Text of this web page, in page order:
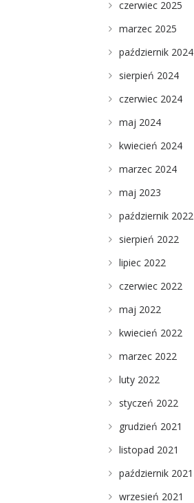
czerwiec 2025
marzec 2025
październik 2024
sierpień 2024
czerwiec 2024
maj 2024
kwiecień 2024
marzec 2024
maj 2023
październik 2022
sierpień 2022
lipiec 2022
czerwiec 2022
maj 2022
kwiecień 2022
marzec 2022
luty 2022
styczeń 2022
grudzień 2021
listopad 2021
październik 2021
wrzesień 2021